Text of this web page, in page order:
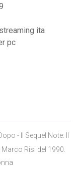
ita
pc
- Il Sequel Note: Il
Risi del 1990.